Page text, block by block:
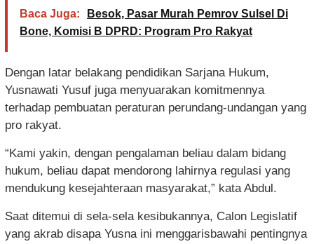
Baca Juga:
Besok, Pasar Murah Pemrov Sulsel Di
Bone, Komisi B DPRD: Program Pro Rakyat
Dengan latar belakang pendidikan Sarjana Hukum,
Yusnawati Yusuf juga menyuarakan komitmennya
terhadap pembuatan peraturan perundang-undangan yang
pro rakyat.
“Kami yakin, dengan pengalaman beliau dalam bidang
hukum, beliau dapat mendorong lahirnya regulasi yang
mendukung kesejahteraan masyarakat,” kata Abdul.
Saat ditemui di sela-sela kesibukannya, Calon Legislatif
yang akrab disapa Yusna ini menggarisbawahi pentingnya